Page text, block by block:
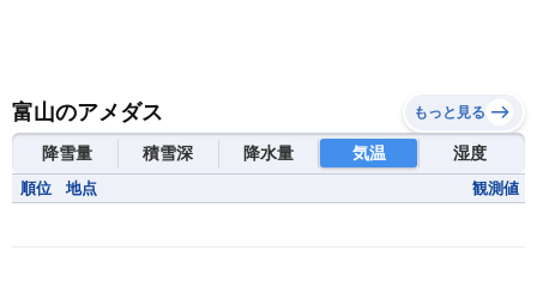
富山のアメダス もっと見る
降雪量 積雪深 降水量 気温 湿度
順位 地点 観測値